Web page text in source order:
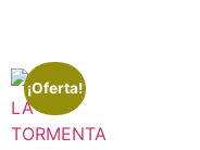
¡Oferta!